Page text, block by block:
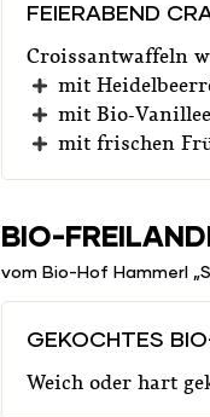
FEIERABEND
Croissantwaffeln
mit
mit Bio-
mit frischen
BIO-
vom Bio-Hof Hammerl
GEKOCHTES
Weich oder hart